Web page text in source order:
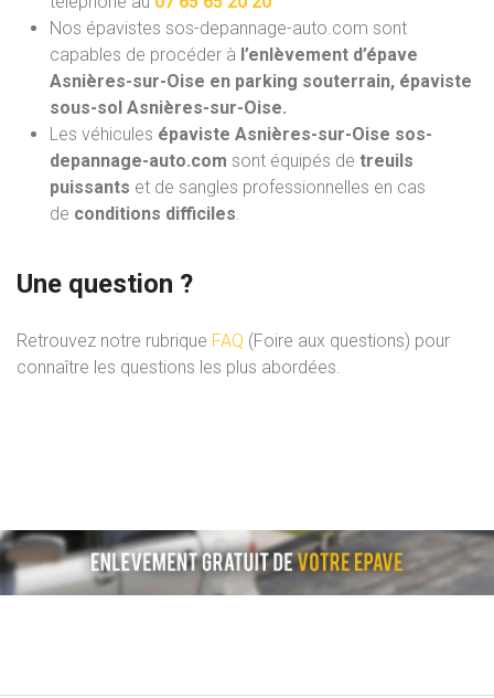
Nos épavistes sos-depannage-auto.com sont
capables de procéder à l’enlèvement d’épave
Asnières-sur-Oise en parking souterrain, épaviste
sous-sol Asnières-sur-Oise.
Les véhicules épaviste Asnières-sur-Oise sos-
depannage-auto.com sont équipés de treuils
puissants et de sangles professionnelles en cas
de conditions difficiles.
Une question ?
Retrouvez notre rubrique FAQ (Foire aux questions) pour
connaître les questions les plus abordées.